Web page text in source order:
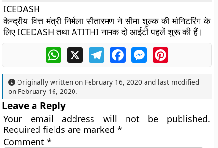
ICEDASH
केन्द्रीय वित्त मंत्री निर्मला सीतारमण ने सीमा शुल्क की मॉनिटरिंग के
लिए ICEDASH तथा ATITHI नामक दो आईटी पहलें शुरू की हैं।
WhatsApp
X TelegramFacebookMessengerPinterest
Originally written on February 16, 2020 and last modified
on February 16, 2020.
Leave a Reply
Your email address will not be published.
Required fields are marked*
Comment*